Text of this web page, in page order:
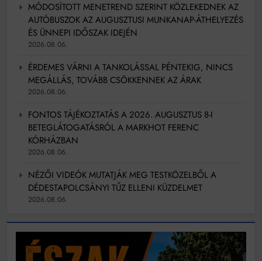
MÓDOSÍTOTT MENETREND SZERINT KÖZLEKEDNEK AZ
AUTÓBUSZOK AZ AUGUSZTUSI MUNKANAP-ÁTHELYEZÉS
ÉS ÜNNEPI IDŐSZAK IDEJÉN
2026.08.06.
ÉRDEMES VÁRNI A TANKOLÁSSAL PÉNTEKIG, NINCS
MEGÁLLÁS, TOVÁBB CSÖKKENNEK AZ ÁRAK
2026.08.06.
FONTOS TÁJÉKOZTATÁS A 2026. AUGUSZTUS 8-I
BETEGLÁTOGATÁSRÓL A MARKHOT FERENC
KÓRHÁZBAN
2026.08.06.
NÉZŐI VIDEÓK MUTATJÁK MEG TESTKÖZELBŐL A
DÉDESTAPOLCSÁNYI TŰZ ELLENI KÜZDELMET
2026.08.06.